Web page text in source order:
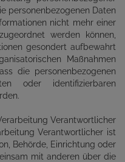
personenbezogenen Daten
nicht mehr einer
werden können,
gesondert aufbewahrt
Maßnahmen
die personenbezogenen
oder identifizierbaren
Verantwortlicher
Verantwortlicher ist
Behörde, Einrichtung oder
mit anderen über die